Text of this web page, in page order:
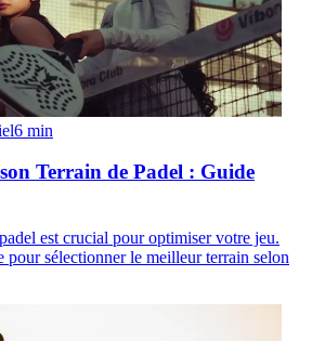
6 min
Terrain de Padel : Guide
est crucial pour optimiser votre jeu.
pour sélectionner le meilleur terrain selon